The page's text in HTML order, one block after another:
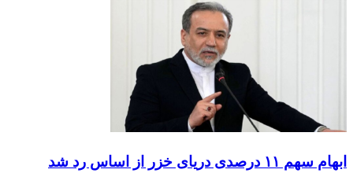
سهم ۱۱ درصدی دریای خزر از اساس رد شد